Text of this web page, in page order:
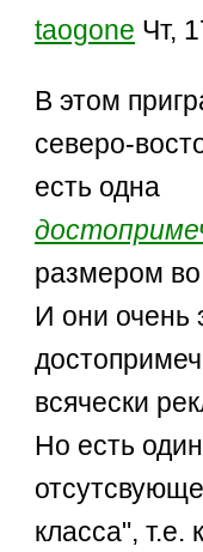
taogone Чт,
В этом
северо-
есть одна
размером
И они очень
всячески
Но есть
класса", т.е.